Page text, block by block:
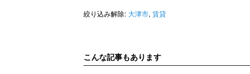
絞り込み解除: 大津市, 賃貸
こんな記事もあります